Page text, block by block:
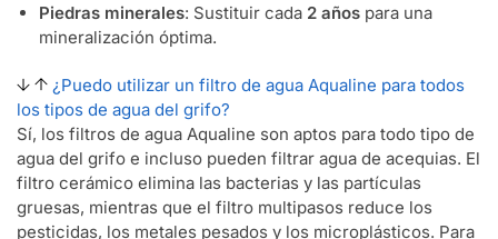
Piedras minerales: Sustituir cada 2 años para una
mineralización óptima.
¿Puedo utilizar un filtro de agua Aqualine para todos
los tipos de agua del grifo?
Sí, los filtros de agua Aqualine son aptos para todo tipo de
agua del grifo e incluso pueden filtrar agua de acequias. El
filtro cerámico elimina las bacterias y las partículas
gruesas, mientras que el filtro multipasos reduce los
pesticidas, los metales pesados y los microplásticos. Para